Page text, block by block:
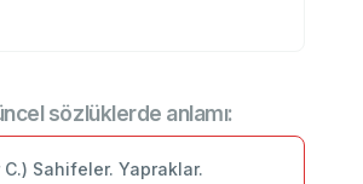
sözlüklerde anlamı:
C.) Sahifeler. Yapraklar.